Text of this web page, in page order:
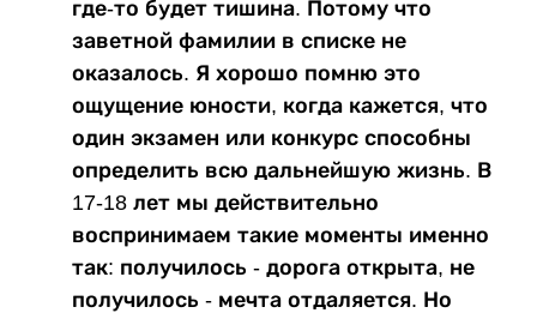
где-то будет тишина. Потому что
заветной фамилии в списке не
оказалось. Я хорошо помню это
ощущение юности, когда кажется, что
один экзамен или конкурс способны
определить всю дальнейшую жизнь. В
17-18 лет мы действительно
воспринимаем такие моменты именно
так: получилось - дорога открыта, не
получилось - мечта отдаляется. Но